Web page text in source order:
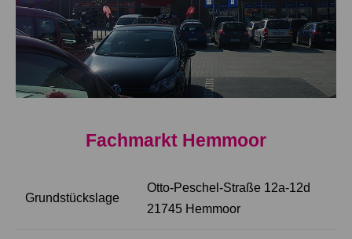
Fachmarkt Hemmoor
Grundstückslage
Otto-Peschel-Straße 12a-12d
21745 Hemmoor